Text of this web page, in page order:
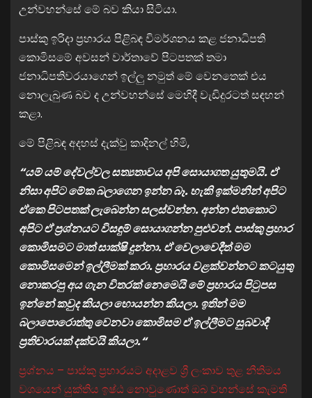
උන්වහන්සේ මේ බව කියා සිටියා.
පාස්කු ඉරිදා ප්‍රහාරය පිළිබඳ විමර්ශනය කළ ජනාධිපති
කොමිසමේ අවසන් වාර්තාවේ පිටපතක් තමා
ජනාධිපතිවරයාගෙන් ඉල්ලු නමුත් මේ වෙනතෙක් එය
නොලැබුණ බව ද උන්වහන්සේ මෙහිදී වැඩිදුරටත් සඳහන්
කළා.
මේ පිළිබඳ අදහස් දැක්වු කාදිනල් හිමි,
“යම් යම් දේවල්වල සත්‍යතාවය අපි සොයාගත යුතුමයි. ඒ
නිසා අපිට මේක බලාගෙන ඉන්න බෑ. හැකි ඉක්මනින් අපිට
ඒකෙ පිටපතක් ලැබෙන්න සලස්වන්න. අන්න එතකොට
අපිට ඒ ප්‍රශ්නයට විසඳුම් සොයාගන්න පුළුවන්. පාස්කු ප්‍රහාර
කොමිසමට මාත් සාක්ෂි දුන්නා. ඒ වෙලාවෙදීත් මම
කොමිසමෙන් ඉල්ලීමක් කරා. ප්‍රහාරය වළක්වන්නට කටයුතු
නොකරපු අය ගැන විතරක් නෙමෙයි මේ ප්‍රහාරය පිටුපස
ඉන්නේ කවුද කියලා හොයන්න කියලා. ඉතින් මම
බලාපොරොත්තු වෙනවා කොමිසම ඒ ඉල්ලීමට සුබවාදී
ප්‍රතිචාරයක් දක්වයි කියලා.“
ප්‍රශ්නය – පාස්කු ප්‍රහාරයට අදාළව ශ්‍රී ලංකාව තුළ නීතිමය
වශයෙන් යුක්තිය ඉෂ්ඨ නොවුණොත් ඔබ වහන්සේ කැමති